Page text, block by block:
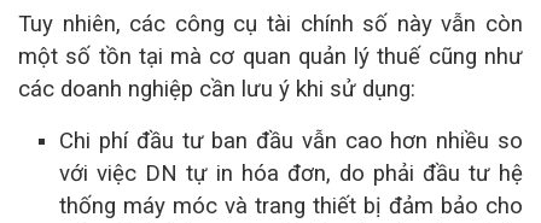
Tuy nhiên, các công cụ tài chính số này vẫn còn
một số tồn tại mà cơ quan quản lý thuế cũng như
các doanh nghiệp cần lưu ý khi sử dụng:
Chi phí đầu tư ban đầu vẫn cao hơn nhiều so
với việc DN tự in hóa đơn, do phải đầu tư hệ
thống máy móc và trang thiết bị đảm bảo cho